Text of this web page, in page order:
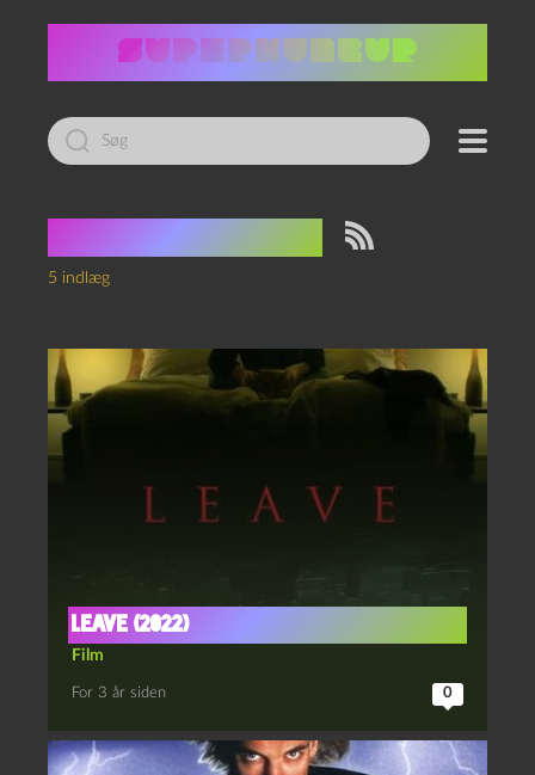
Led
efter:
satanisme
5 indlæg
Leave (2022)
Film
For 3 år siden 0